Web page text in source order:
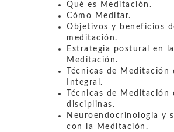
Qué es Meditación.
Cómo Meditar.
Objetivos y beneficios
meditación.
Estrategia postural en la
Meditación.
Técnicas de Meditación
Integral.
Técnicas de Meditación
disciplinas.
Neuroendocrinología y
con la Meditación.